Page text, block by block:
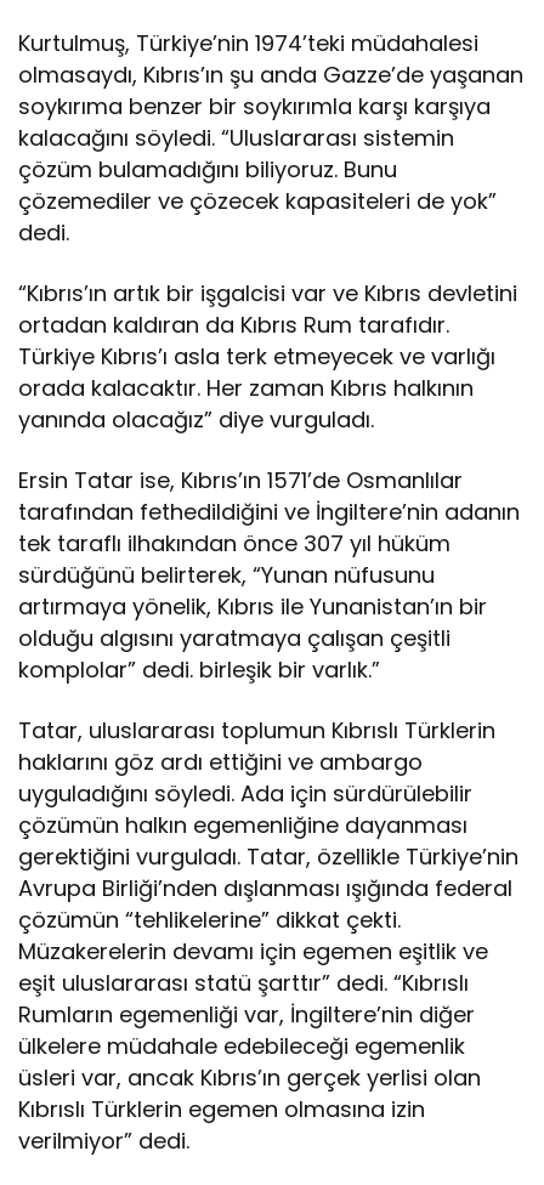
Kurtulmuş, Türkiye’nin 1974’teki müdahalesi
olmasaydı, Kıbrıs’ın şu anda Gazze’de yaşanan
soykırıma benzer bir soykırımla karşı karşıya
kalacağını söyledi. “Uluslararası sistemin
çözüm bulamadığını biliyoruz. Bunu
çözemediler ve çözecek kapasiteleri de yok”
dedi.
“Kıbrıs’ın artık bir işgalcisi var ve Kıbrıs devletini
ortadan kaldıran da Kıbrıs Rum tarafıdır.
Türkiye Kıbrıs’ı asla terk etmeyecek ve varlığı
orada kalacaktır. Her zaman Kıbrıs halkının
yanında olacağız” diye vurguladı.
Ersin Tatar ise, Kıbrıs’ın 1571’de Osmanlılar
tarafından fethedildiğini ve İngiltere’nin adanın
tek taraflı ilhakından önce 307 yıl hüküm
sürdüğünü belirterek, “Yunan nüfusunu
artırmaya yönelik, Kıbrıs ile Yunanistan’ın bir
olduğu algısını yaratmaya çalışan çeşitli
komplolar” dedi. birleşik bir varlık.”
Tatar, uluslararası toplumun Kıbrıslı Türklerin
haklarını göz ardı ettiğini ve ambargo
uyguladığını söyledi. Ada için sürdürülebilir
çözümün halkın egemenliğine dayanması
gerektiğini vurguladı. Tatar, özellikle Türkiye’nin
Avrupa Birliği’nden dışlanması ışığında federal
çözümün “tehlikelerine” dikkat çekti.
Müzakerelerin devamı için egemen eşitlik ve
eşit uluslararası statü şarttır” dedi. “Kıbrıslı
Rumların egemenliği var, İngiltere’nin diğer
ülkelere müdahale edebileceği egemenlik
üsleri var, ancak Kıbrıs’ın gerçek yerlisi olan
Kıbrıslı Türklerin egemen olmasına izin
verilmiyor” dedi.